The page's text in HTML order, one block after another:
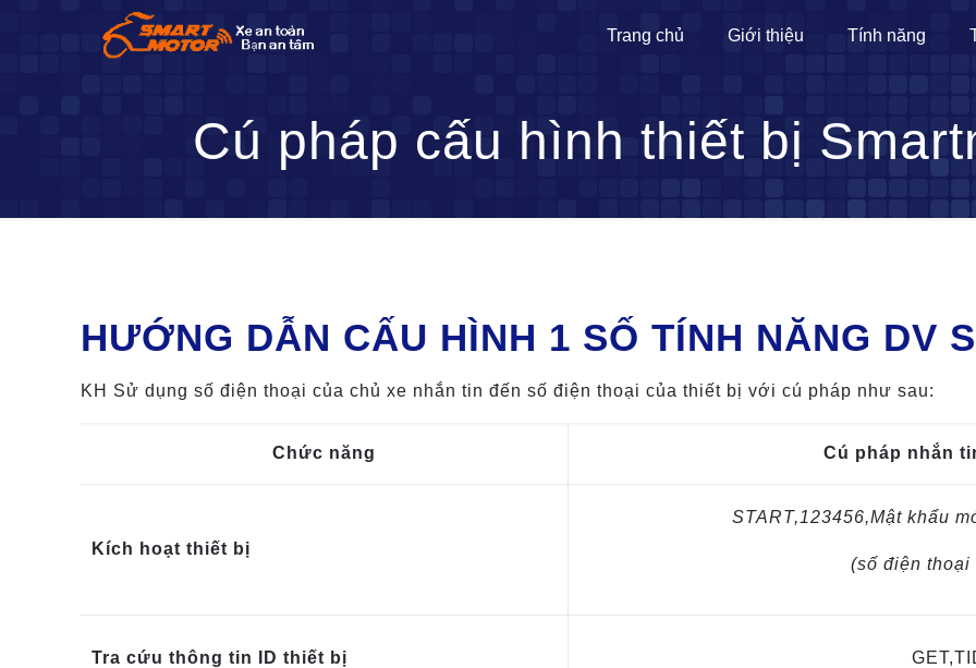
Trang chủ Giới thiệu Tính năng
Cú pháp cấu hình thiết bị
HƯỚNG DẪN CẤU HÌNH 1 SỐ TÍNH NĂNG DV
KH Sử dụng số điện thoại của chủ xe nhắn tin đến số điện thoại của thiết bị với cú pháp như sau:
Chức năng Cú pháp nhắn
Kích hoạt thiết bị
START,123456,Mật khẩu
(số điện thoại
Tra cứu thông tin ID thiết bị